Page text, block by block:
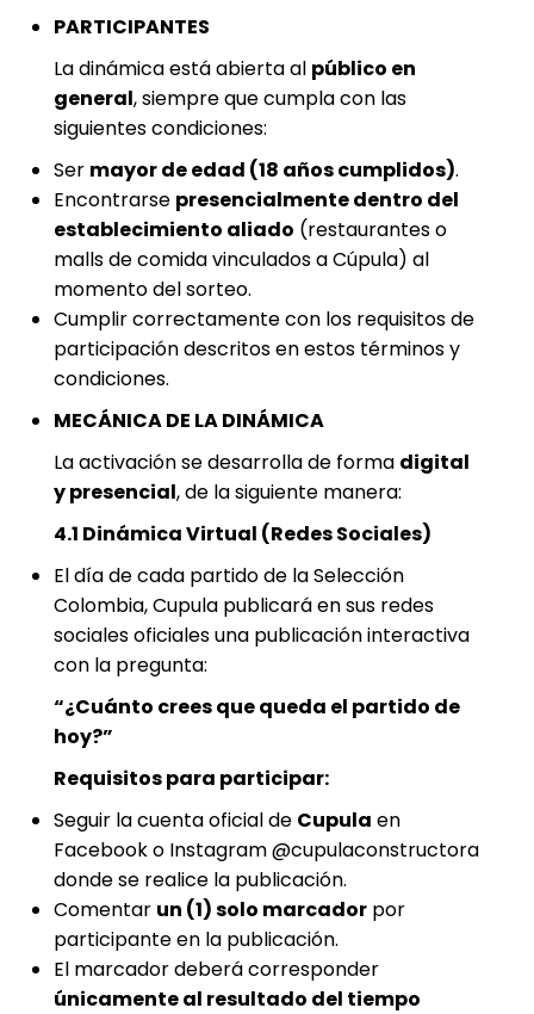
PARTICIPANTES
La dinámica está abierta al público en
general, siempre que cumpla con las
siguientes condiciones:
Ser mayor de edad (18 años cumplidos).
Encontrarse presencialmente dentro del
establecimiento aliado (restaurantes o
malls de comida vinculados a Cúpula) al
momento del sorteo.
Cumplir correctamente con los requisitos de
participación descritos en estos términos y
condiciones.
MECÁNICA DE LA DINÁMICA
La activación se desarrolla de forma digital
y presencial, de la siguiente manera:
4.1 Dinámica Virtual (Redes Sociales)
El día de cada partido de la Selección
Colombia, Cupula publicará en sus redes
sociales oficiales una publicación interactiva
con la pregunta:
“¿Cuánto crees que queda el partido de
hoy?”
Requisitos para participar:
Seguir la cuenta oficial de Cupula en
Facebook o Instagram @cupulaconstructora
donde se realice la publicación.
Comentar un (1) solo marcadorpor
participante en la publicación.
El marcador deberá corresponder
únicamente al resultado del tiempo